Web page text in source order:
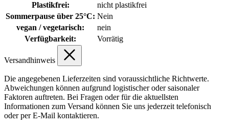
Plastikfrei:
nicht plastikfrei
Sommerpause über 25°C: Nein
vegan / vegetarisch:
nein
Verfügbarkeit:
Vorrätig
Versandhinweis
Die angegebenen Lieferzeiten sind voraussichtliche Richtwerte.
Abweichungen können aufgrund logistischer oder saisonaler
Faktoren auftreten. Bei Fragen oder für die aktuellsten
Informationen zum Versand können Sie uns jederzeit telefonisch
oder per E-Mail kontaktieren.